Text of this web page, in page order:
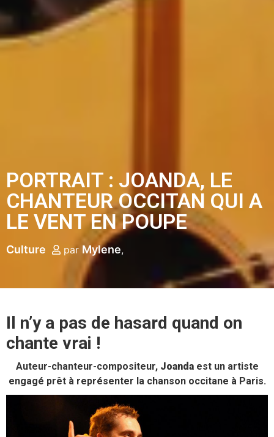
PORTRAIT : JOANDA, LE
CHANTEUR OCCITAN QUI A
LE VENT EN POUPE
Culture par Mylene
Il n’y a pas de hasard quand on
chante vrai !
Auteur-chanteur-compositeur, Joandaest un artiste
engagé prêt à représenter la chanson occitane à Paris.